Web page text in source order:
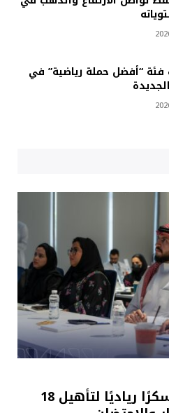
فئة “أفضل حملة رياضية” في
وادي جدة” تطلق معسكرًا رياديًا لتأهيل 18